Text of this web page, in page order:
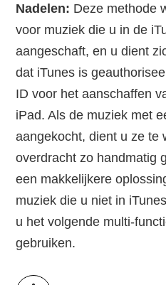
Nadelen: Deze methode
voor muziek die u in de
aangeschaft, en u dient
dat iTunes is
ID voor het aanschaffen
iPad. Als de muziek met
aangekocht, dient u ze te
overdracht zo handmatig
een makkelijkere
muziek die u niet in
u het volgende multi-
gebruiken.